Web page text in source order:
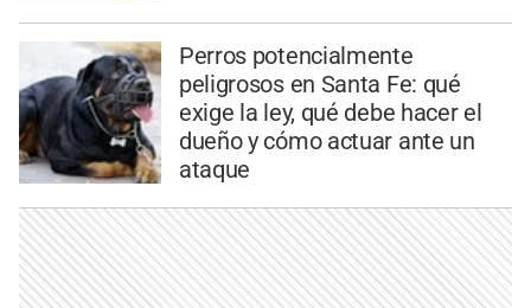
Perros potencialmente
peligrosos en Santa Fe: qué
exige la ley, qué debe hacer el
dueño y cómo actuar ante un
ataque